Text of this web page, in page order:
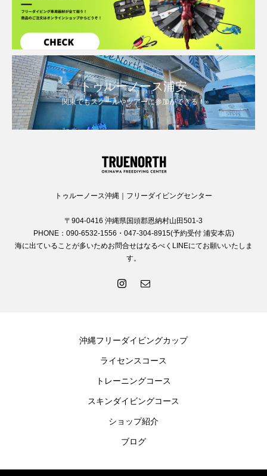
トゥルーノース浦安
関東でもスクールやツアーに参加ができる！
トゥルーノース沖縄｜フリーダイビングセンター
〒904-0416 沖縄県国頭郡恩納村山田501-3
PHONE：090-6532-1556・047-304-8915(予約受付 浦安本店)
海に出ていることが多いためお問合せはなるべくLINEにてお願いいたしま
す。
沖縄フリーダイビングカップ
ライセンスコース
トレーニングコース
スキンダイビングコース
ショップ紹介
ブログ